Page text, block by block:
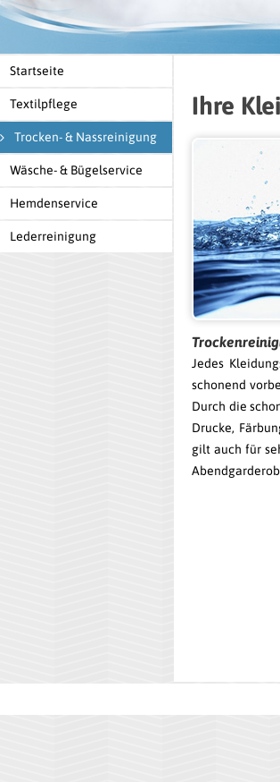
Startseite
Textilpflege
Trocken- & Nassreinigung
Wäsche- & Bügelservice
Hemdenservice
Lederreinigung
Ihre
Jedes
schonend
Durch die
Drucke,
gilt auch für